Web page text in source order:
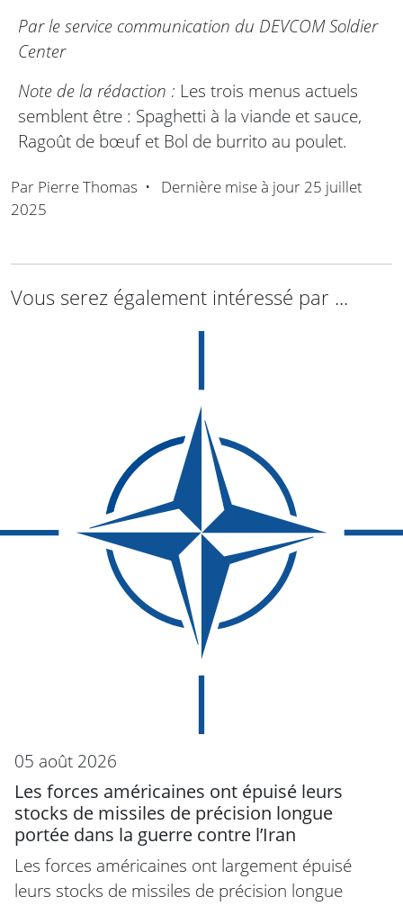
Par le service communication du DEVCOM Soldier
Center
Note de la rédaction : Les trois menus actuels
semblent être : Spaghetti à la viande et sauce,
Ragoût de bœuf et Bol de burrito au poulet.
Par Pierre Thomas • Dernière mise à jour 25 juillet
2025
Vous serez également intéressé par ...
05 août 2026
Les forces américaines ont épuisé leurs
stocks de missiles de précision longue
portée dans la guerre contre l’Iran
Les forces américaines ont largement épuisé
leurs stocks de missiles de précision longue